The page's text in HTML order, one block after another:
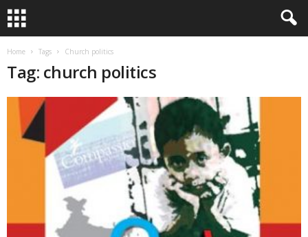
Home Tags Church politics
Tag: church politics